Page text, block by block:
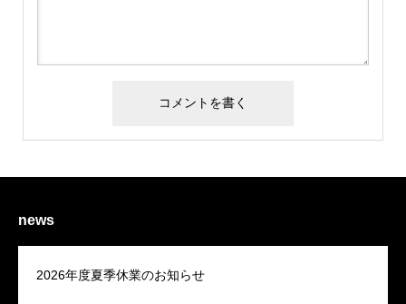
news
2026年度夏季休業のお知らせ